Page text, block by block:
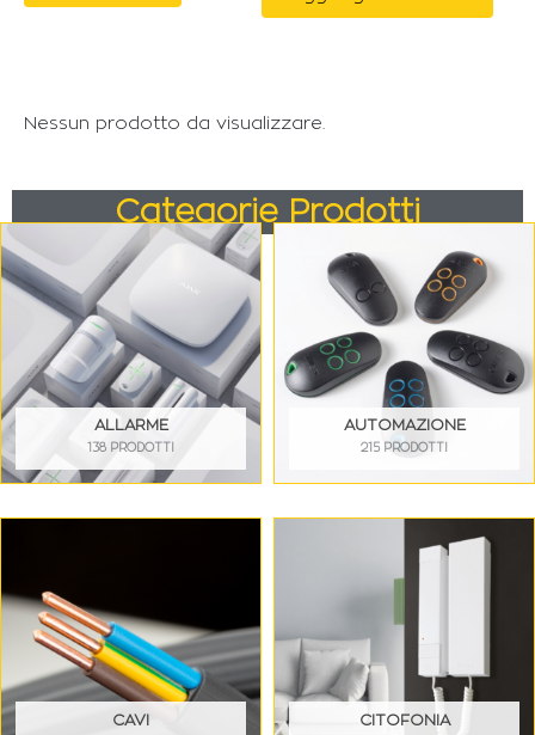
Nessun prodotto da visualizzare.
Categorie Prodotti
ALLARME
138 PRODOTTI
AUTOMAZIONE
215 PRODOTTI
CAVI CITOFONIA